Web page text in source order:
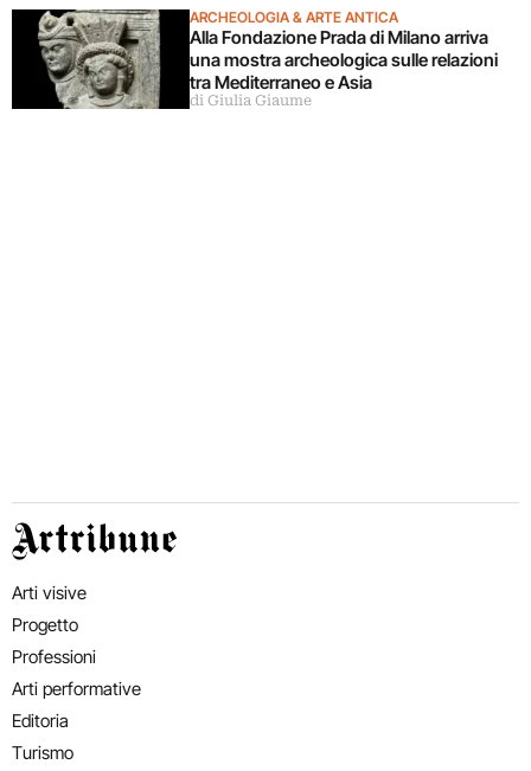
ARCHEOLOGIA & ARTE ANTICA
Alla Fondazione Prada di Milano arriva
una mostra archeologica sulle relazioni
tra Mediterraneo e Asia
di Giulia Giaume
Artribune
Arti visive
Progetto
Professioni
Arti performative
Editoria
Turismo